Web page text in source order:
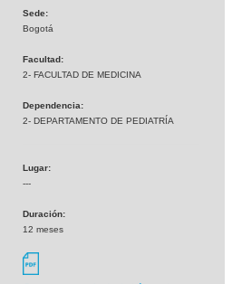
Sede:
Bogotá
Facultad:
2- FACULTAD DE MEDICINA
Dependencia:
2- DEPARTAMENTO DE PEDIATRÍA
Lugar:
---
Duración:
12 meses